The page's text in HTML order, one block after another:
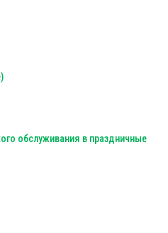
обслуживания в праздничные